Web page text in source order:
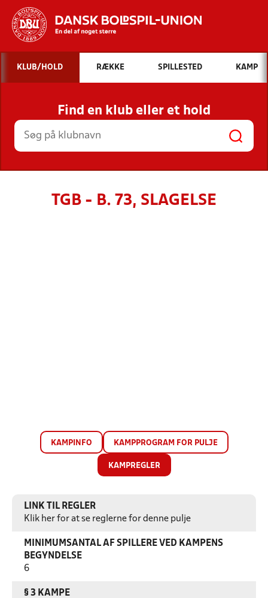
Hvad vil du søge efter?
INDHOLD OG NYHEDER
STILLINGER, RESULTATER, KLUBBER OG
HOLD
KLUB/HOLD RÆKKE SPILLESTED KAMP
Find en klub eller et hold
TGB - B. 73, SLAGELSE
KAMPINFO KAMPPROGRAM FOR PULJE
KAMPREGLER
LINK TIL REGLER
Klik her for at se reglerne for denne pulje
MINIMUMSANTAL AF SPILLERE VED KAMPENS
BEGYNDELSE
6
§ 3 KAMPE